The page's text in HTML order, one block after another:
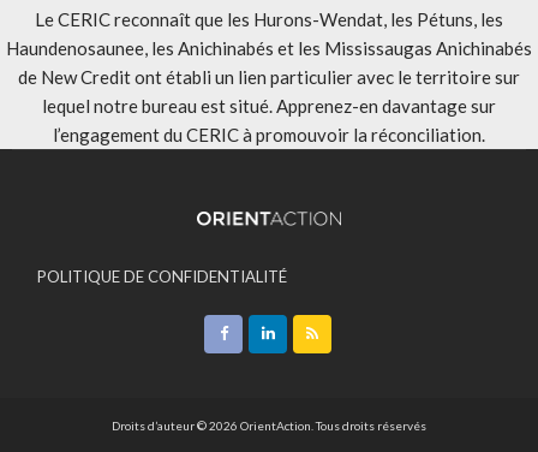
Le CERIC reconnaît que les Hurons-Wendat, les Pétuns, les
Haundenosaunee, les Anichinabés et les Mississaugas Anichinabés
de New Credit ont établi un lien particulier avec le territoire sur
lequel notre bureau est situé. Apprenez-en davantage sur
l’engagement du CERIC à promouvoir la réconciliation.
POLITIQUE DE CONFIDENTIALITÉ
ACCEPTATION DES MODALITÉS CONTACT
Droits d’auteur © 2026 OrientAction. Tous droits réservés